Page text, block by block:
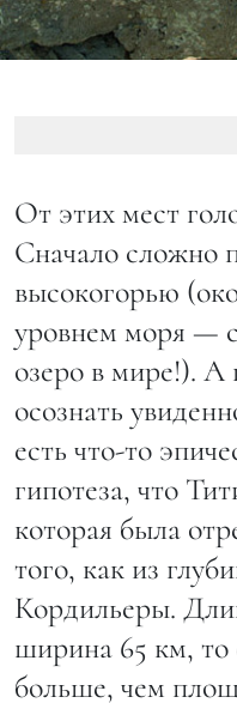
От этих мест
Сначало сложно
высокогорью
уровнем моря —
озеро в мире!).
осознать
есть что-то
гипотеза, что
которая была
того, как из
Кордильеры.
ширина 65 км, то
больше, чем